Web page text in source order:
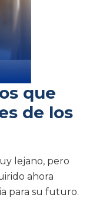
que
de los
lejano, pero
ahora
para su futuro.